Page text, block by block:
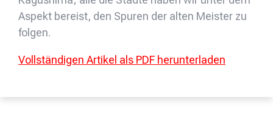
Aspekt bereist, den Spuren der alten Meister zu
folgen.
Vollständigen Artikel als PDF herunterladen